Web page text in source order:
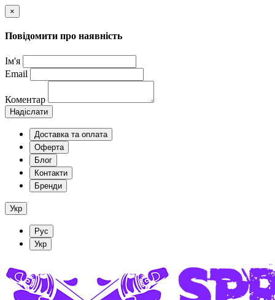
×
Повідомити про наявність
Ім'я
Email
Коментар
Надіслати
Доставка та оплата
Оферта
Блог
Контакти
Бренди
Укр
Рус
Укр